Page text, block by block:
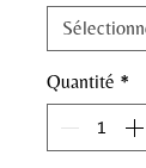
Quantité *